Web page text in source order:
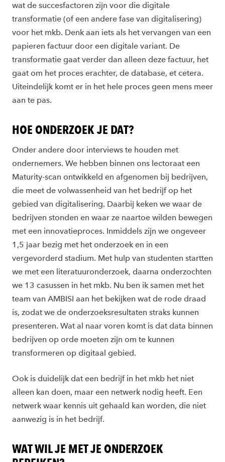
wat de succesfactoren zijn voor die digitale
transformatie (of een andere fase van digitalisering)
voor het mkb. Denk aan iets als het vervangen van een
papieren factuur door een digitale variant. De
transformatie gaat verder dan alleen deze factuur, het
gaat om het proces erachter, de database, et cetera.
Uiteindelijk komt er in het hele proces geen mens meer
aan te pas.
HOE ONDERZOEK JE DAT?
Onder andere door interviews te houden met
ondernemers. We hebben binnen ons lectoraat een
Maturity-scan ontwikkeld en afgenomen bij bedrijven,
die meet de volwassenheid van het bedrijf op het
gebied van digitalisering. Daarbij keken we waar de
bedrijven stonden en waar ze naartoe wilden bewegen
met een innovatieproces. Inmiddels zijn we ongeveer
1,5 jaar bezig met het onderzoek en in een
vergevorderd stadium. Met hulp van studenten startten
we met een literatuuronderzoek, daarna onderzochten
we 13 casussen in het mkb. Nu ben ik samen met het
team van AMBISI aan het bekijken wat de rode draad
is, zodat we de onderzoeksresultaten straks kunnen
presenteren. Wat al naar voren komt is dat data binnen
bedrijven op orde moeten zijn om te kunnen
transformeren op digitaal gebied.
Ook is duidelijk dat een bedrijf in het mkb het niet
alleen kan doen, maar een netwerk nodig heeft. Een
netwerk waar kennis uit gehaald kan worden, die niet
aanwezig is in het bedrijf.
WAT WIL JE MET JE ONDERZOEK